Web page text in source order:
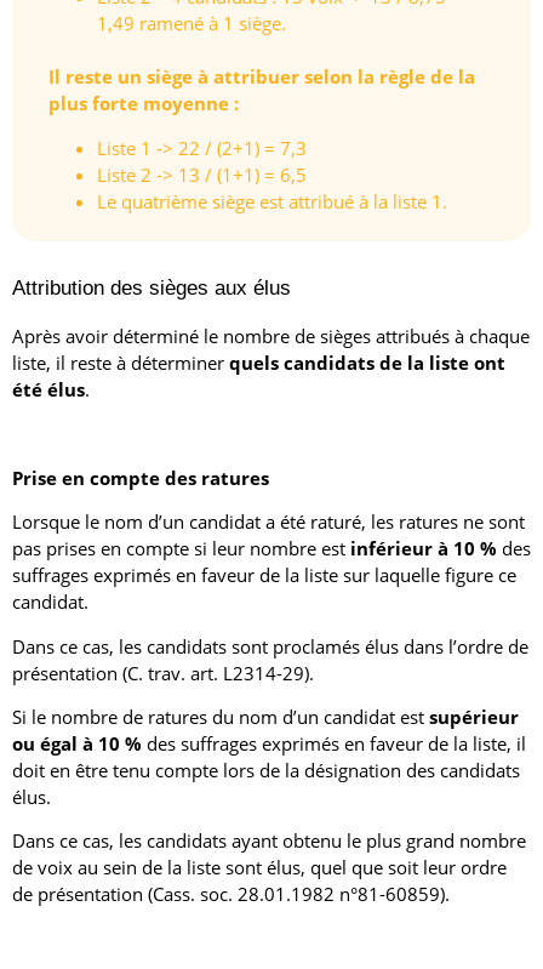
1,49 ramené à 1 siège.
Il reste un siège à attribuer selon la règle de la
plus forte moyenne :
Liste 1 -> 22 / (2+1) = 7,3
Liste 2 -> 13 / (1+1) = 6,5
Le quatrième siège est attribué à la liste 1.
Attribution des sièges aux élus
Après avoir déterminé le nombre de sièges attribués à chaque
liste, il reste à déterminer quels candidats de la liste ont
été élus.
Prise en compte des ratures
Lorsque le nom d’un candidat a été raturé, les ratures ne sont
pas prises en compte si leur nombre est inférieur à 10 % des
suffrages exprimés en faveur de la liste sur laquelle figure ce
candidat.
Dans ce cas, les candidats sont proclamés élus dans l’ordre de
présentation (C. trav. art. L2314-29).
Si le nombre de ratures du nom d’un candidat est supérieur
ou égal à 10 % des suffrages exprimés en faveur de la liste, il
doit en être tenu compte lors de la désignation des candidats
élus.
Dans ce cas, les candidats ayant obtenu le plus grand nombre
de voix au sein de la liste sont élus, quel que soit leur ordre
de présentation (Cass. soc. 28.01.1982 n°81-60859).